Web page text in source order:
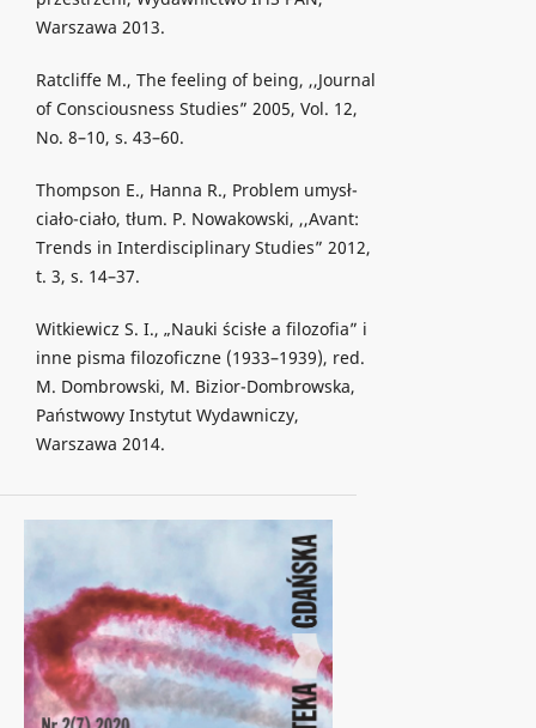
Warszawa 2013.
Ratcliffe M., The feeling of being, ,,Journal
of Consciousness Studies” 2005, Vol. 12,
No. 8–10, s. 43–60.
Thompson E., Hanna R., Problem umysł-
ciało-ciało, tłum. P. Nowakowski, ,,Avant:
Trends in Interdisciplinary Studies” 2012,
t. 3, s. 14–37.
Witkiewicz S. I., „Nauki ścisłe a filozofia” i
inne pisma filozoficzne (1933–1939), red.
M. Dombrowski, M. Bizior-Dombrowska,
Państwowy Instytut Wydawniczy,
Warszawa 2014.